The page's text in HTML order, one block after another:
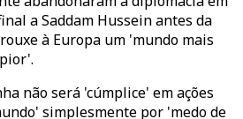
a Saddam Hussein antes da
à Europa um 'mundo mais
não será 'cúmplice' em ações
simplesmente por 'medo de